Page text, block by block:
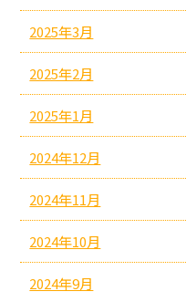
2025年3月
2025年2月
2025年1月
2024年12月
2024年11月
2024年10月
2024年9月